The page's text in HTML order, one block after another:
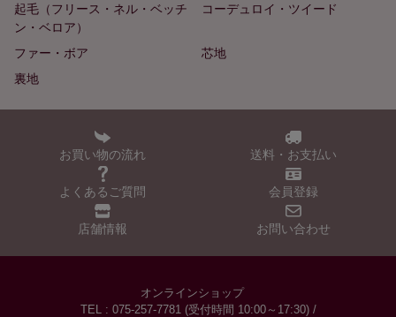
起毛（フリース・ネル・ベッチ
ン・ベロア）
コーデュロイ・ツイード
ファー・ボア
芯地
裏地
お買い物の流れ 送料・お支払い
よくあるご質問 会員登録
店舗情報 お問い合わせ
オンラインショップ
TEL : 075-257-7781 (受付時間 10:00～17:30) /